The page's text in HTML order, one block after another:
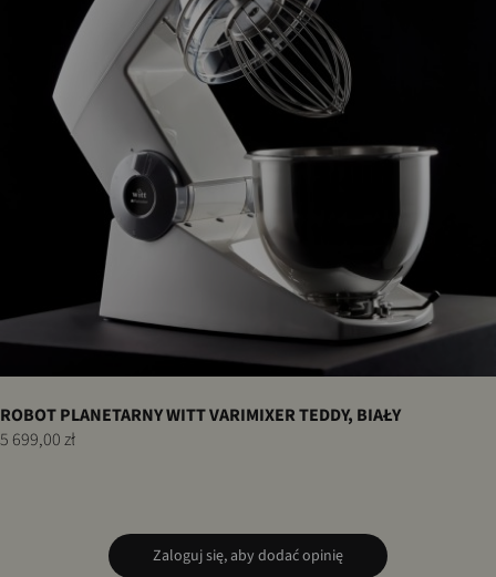
ROBOT PLANETARNY WITT VARIMIXER TEDDY, BIAŁY
5 699,00 zł
Zaloguj się, aby dodać opinię